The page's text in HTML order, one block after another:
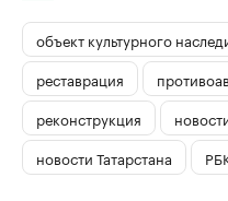
объект культурного
реставрация
реконструкция
новости Татарстана